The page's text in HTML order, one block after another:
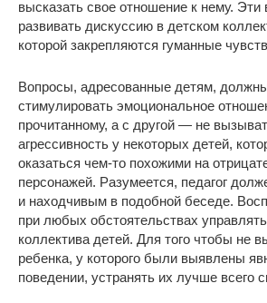
высказать свое отношение к нему.
развивать дискуссию в детском
которой закрепляются гуманные
Вопросы, адресованные детям,
стимулировать эмоциональное
прочитанному, а с другой — не
агрессивность у некоторых детей,
оказаться чем-то похожими на
персонажей. Разумеется, педагог
и находчивым в подобной беседе.
при любых обстоятельствах
коллектива детей. Для того чтобы не
ребенка, у которого были выявлены
поведении, устранять их лучше всего